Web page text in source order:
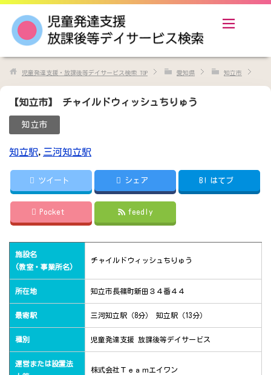
児童発達支援・放課後等デイサービス検索 TOP 愛知県 知立市
【知立市】 チャイルドウィッシュちりゅう
知立市
知立駅, 三河知立駅
ツイート シェア B! はてブ
Pocket feedly
施設名
(教室・事業所名)
チャイルドウィッシュちりゅう
所在地 知立市長篠町新田３４番４４
最寄駅 三河知立駅（8分） 知立駅（13分）
種別 児童発達支援 放課後等デイサービス
運営または設置法
株式会社Ｔｅａｍエイワン